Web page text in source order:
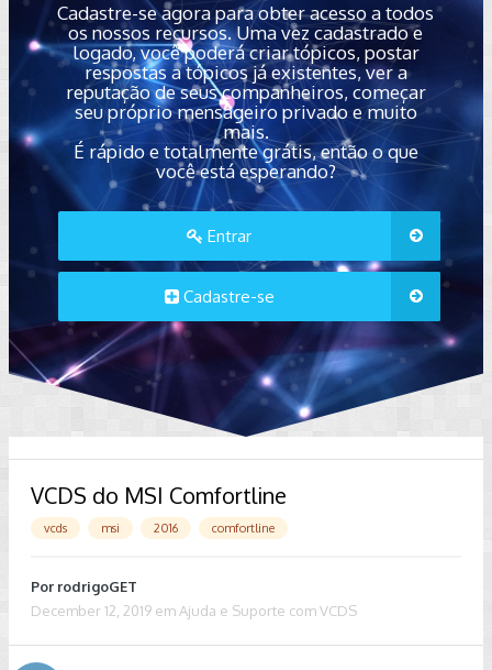
Cadastre-se agora para obter acesso a todos
os nossos recursos. Uma vez cadastrado e
logado, você poderá criar tópicos, postar
respostas a tópicos já existentes, ver a
reputação de seus companheiros, começar
seu próprio mensageiro privado e muito
mais.
É rápido e totalmente grátis, então o que
você está esperando?
Entrar
Cadastre-se
VCDS do MSI Comfortline
vcds msi 2016 comfortline
Por rodrigoGET
December 12, 2019 em Ajuda e Suporte com VCDS